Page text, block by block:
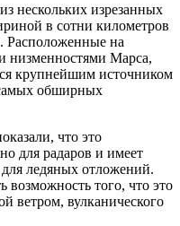
нескольких изрезанных
в сотни километров
Расположенные на
низменностями Марса,
крупнейшим источником
обширных
что это
для радаров и имеет
ледяных отложений.
того, что это
ветром, вулканического